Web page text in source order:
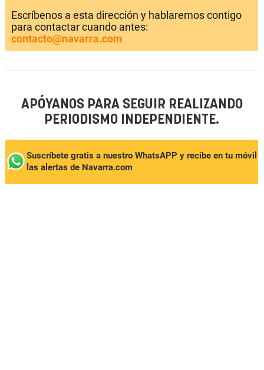
Escríbenos a esta dirección y hablaremos contigo
para contactar cuando antes:
contacto@navarra.com
APÓYANOS PARA SEGUIR REALIZANDO
PERIODISMO INDEPENDIENTE.
Suscríbete gratis a nuestro WhatsAPP y recibe en tu móvil
las alertas de Navarra.com